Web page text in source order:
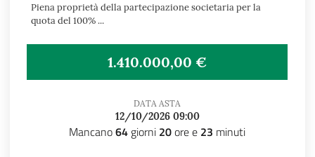
Piena proprietà della partecipazione societaria per la
quota del 100% ...
1.410.000,00 €
DATA ASTA
12/10/2026 09:00
Mancano64 giorni 20ore e 23 minuti